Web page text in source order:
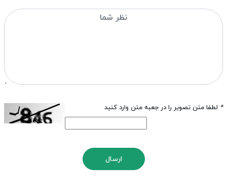
* لطفا متن تصویر را در جعبه متن وارد کنید
ارسال